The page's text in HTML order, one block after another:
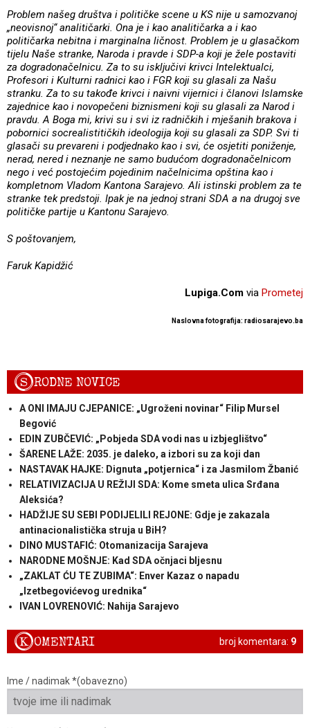
Problem našeg društva i političke scene u KS nije u samozvanoj
„neovisnoj“ analitičarki. Ona je i kao analitičarka a i kao
političarka nebitna i marginalna ličnost. Problem je u glasačkom
tijelu Naše stranke, Naroda i pravde i SDP-a koji je žele postaviti
za dogradonačelnicu. Za to su isključivi krivci Intelektualci,
Profesori i Kulturni radnici kao i FGR koji su glasali za Našu
stranku. Za to su takođe krivci i naivni vijernici i članovi Islamske
zajednice kao i novopečeni biznismeni koji su glasali za Narod i
pravdu. A Boga mi, krivi su i svi iz radničkih i mješanih brakova i
pobornici socrealistitičkih ideologija koji su glasali za SDP. Svi ti
glasači su prevareni i podjednako kao i svi, će osjetiti poniženje,
nerad, nered i neznanje ne samo budućom dogradonačelnicom
nego i već postojećim pojedinim načelnicima opština kao i
kompletnom Vladom Kantona Sarajevo. Ali istinski problem za te
stranke tek predstoji. Ipak je na jednoj strani SDA a na drugoj sve
političke partije u Kantonu Sarajevo.
S poštovanjem,
Faruk Kapidžić
Lupiga.Com via Prometej
Naslovna fotografija: radiosarajevo.ba
SRODNE NOVICE
A ONI IMAJU CJEPANICE: „Ugroženi novinar“ Filip Mursel
Begović
EDIN ZUBČEVIĆ: „Pobjeda SDA vodi nas u izbjeglištvo“
ŠARENE LAŽE: 2035. je daleko, a izbori su za koji dan
NASTAVAK HAJKE: Dignuta „potjernica“ i za Jasmilom Žbanić
RELATIVIZACIJA U REŽIJI SDA: Kome smeta ulica Srđana
Aleksića?
HADŽIJE SU SEBI PODIJELILI REJONE: Gdje je zakazala
antinacionalistička struja u BiH?
DINO MUSTAFIĆ: Otomanizacija Sarajeva
NARODNE MOŠNJE: Kad SDA očnjaci bljesnu
„ZAKLAT ĆU TE ZUBIMA“: Enver Kazaz o napadu
„Izetbegovićevog urednika“
IVAN LOVRENOVIĆ: Nahija Sarajevo
broj komentara: 9
KOMENTARI
Ime / nadimak *(obavezno)